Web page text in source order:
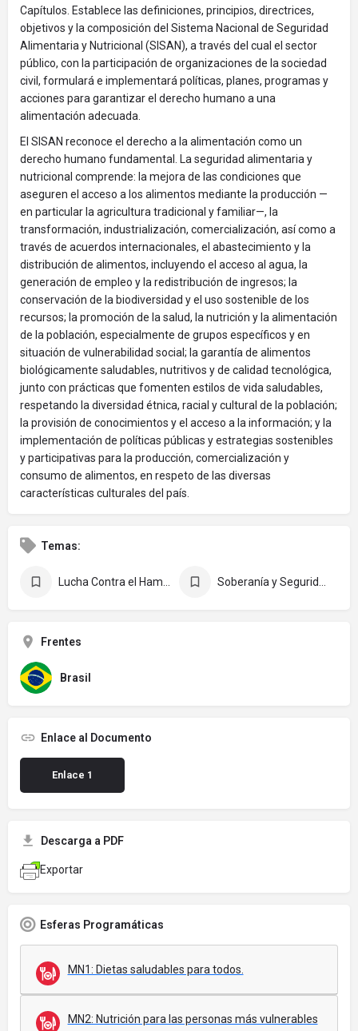
Capítulos. Establece las definiciones, principios, directrices,
objetivos y la composición del Sistema Nacional de Seguridad
Alimentaria y Nutricional (SISAN), a través del cual el sector
público, con la participación de organizaciones de la sociedad
civil, formulará e implementará políticas, planes, programas y
acciones para garantizar el derecho humano a una
alimentación adecuada.
El SISAN reconoce el derecho a la alimentación como un
derecho humano fundamental. La seguridad alimentaria y
nutricional comprende: la mejora de las condiciones que
aseguren el acceso a los alimentos mediante la producción —
en particular la agricultura tradicional y familiar—, la
transformación, industrialización, comercialización, así como a
través de acuerdos internacionales, el abastecimiento y la
distribución de alimentos, incluyendo el acceso al agua, la
generación de empleo y la redistribución de ingresos; la
conservación de la biodiversidad y el uso sostenible de los
recursos; la promoción de la salud, la nutrición y la alimentación
de la población, especialmente de grupos específicos y en
situación de vulnerabilidad social; la garantía de alimentos
biológicamente saludables, nutritivos y de calidad tecnológica,
junto con prácticas que fomenten estilos de vida saludables,
respetando la diversidad étnica, racial y cultural de la población;
la provisión de conocimientos y el acceso a la información; y la
implementación de políticas públicas y estrategias sostenibles
y participativas para la producción, comercialización y
consumo de alimentos, en respeto de las diversas
características culturales del país.
Temas:
Frentes
Brasil
Enlace al Documento
Enlace 1
Descarga a PDF
Exportar
Esferas Programáticas
MN1: Dietas saludables para todos.
MN2: Nutrición para las personas más vulnerables